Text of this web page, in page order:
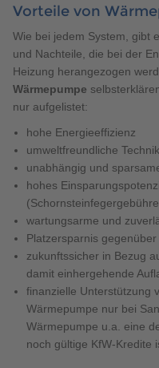
Vorteile von
Wie bei jedem System, gibt
und Nachteile, die bei der
Heizung herangezogen
Wärmepumpe
nur aufgelistet:
hohe Energieeffizienz
umweltfreundliche Technik
unabhängig und
hohes
wartungsarme und
Platzersparnis
zukunftssicher in Bezug
damit einhergehende
finanzielle Unterstützung
Wärmepumpe nur bei
Wärmepumpe u.a. eine
noch gültige KfW-Kredite